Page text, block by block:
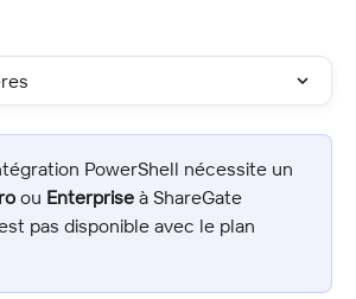
PowerShell nécessite un
ou Enterprise à ShareGate
pas disponible avec le plan